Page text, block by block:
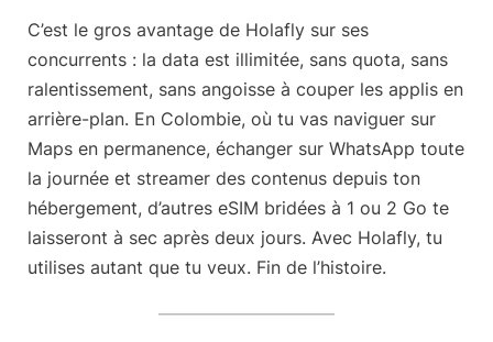
C’est le gros avantage de Holafly sur ses
concurrents : la data est illimitée, sans quota, sans
ralentissement, sans angoisse à couper les applis en
arrière-plan. En Colombie, où tu vas naviguer sur
Maps en permanence, échanger sur WhatsApp toute
la journée et streamer des contenus depuis ton
hébergement, d’autres eSIM bridées à 1 ou 2 Go te
laisseront à sec après deux jours. Avec Holafly, tu
utilises autant que tu veux. Fin de l’histoire.